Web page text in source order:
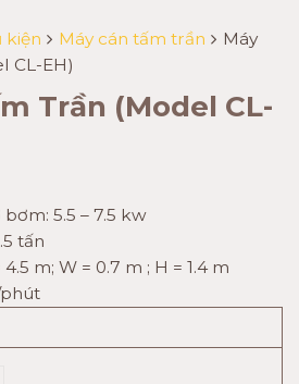
kiện Máy cán tấm trần
Máy
CL-EH)
Trần (Model CL-
5.5 – 7.5 kw
tấn
4.5 m; W = 0.7 m ; H = 1.4 m